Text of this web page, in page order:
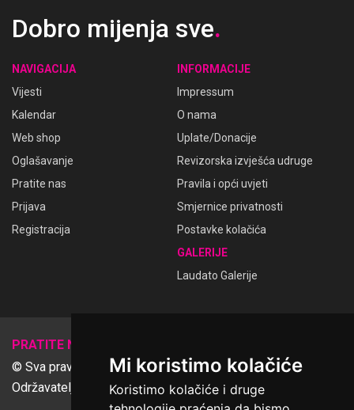
Mi koristimo kolačiće
Koristimo kolačiće i druge
Dobro mijenja sve.
NAVIGACIJA
Vijesti
Kalendar
Web shop
Oglašavanje
Pratite nas
Prijava
Registracija
INFORMACIJE
Impressum
O nama
Uplate/Donacije
Revizorska izvješća udruge
Pravila i opći uvjeti
Smjernice privatnosti
Postavke kolačića
GALERIJE
Laudato Galerije
PRATITE NAS
© Sva prava pridržana Udruga Ime dobrote
Održavatelj Netcom d.o.o., Riva 6, Rijeka